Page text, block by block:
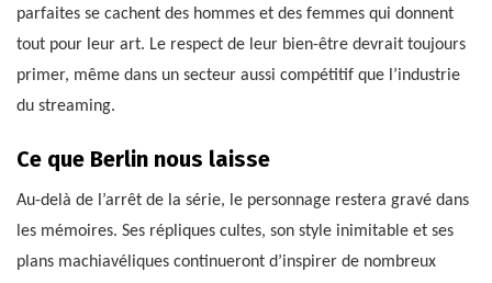
parfaites se cachent des hommes et des femmes qui donnent
tout pour leur art. Le respect de leur bien-être devrait toujours
primer, même dans un secteur aussi compétitif que l’industrie
du streaming.
Ce que Berlin nous laisse
Au-delà de l’arrêt de la série, le personnage restera gravé dans
les mémoires. Ses répliques cultes, son style inimitable et ses
plans machiavéliques continueront d’inspirer de nombreux